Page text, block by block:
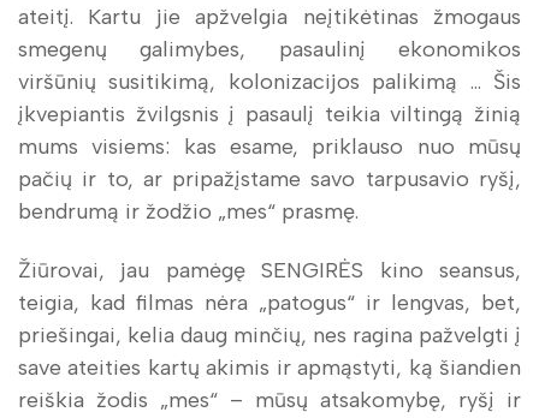
ateitį. Kartu jie apžvelgia neįtikėtinas žmogaus
smegenų galimybes, pasaulinį ekonomikos
viršūnių susitikimą, kolonizacijos palikimą … Šis
įkvepiantis žvilgsnis į pasaulį teikia viltingą žinią
mums visiems: kas esame, priklauso nuo mūsų
pačių ir to, ar pripažįstame savo tarpusavio ryšį,
bendrumą ir žodžio „mes“ prasmę.
Žiūrovai, jau pamėgę SENGIRĖS kino seansus,
teigia, kad filmas nėra „patogus“ ir lengvas, bet,
priešingai, kelia daug minčių, nes ragina pažvelgti į
save ateities kartų akimis ir apmąstyti, ką šiandien
reiškia žodis „mes“ – mūsų atsakomybę, ryšį ir